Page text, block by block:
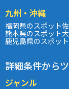
九州・沖縄
福岡県のスポット
熊本県のスポット
鹿児島県のスポット
詳細条件から
ジャンル